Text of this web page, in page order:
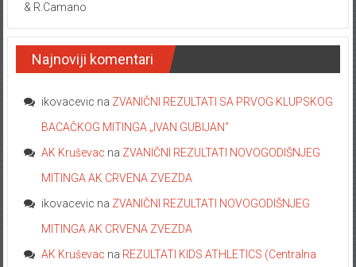
& R.Camano
Najnoviji komentari
ikovacevic na ZVANIČNI REZULTATI SA PRVOG KLUPSKOG
BACAČKOG MITINGA „IVAN GUBIJAN“
AK Kruševac na ZVANIČNI REZULTATI NOVOGODIŠNJEG
MITINGA AK CRVENA ZVEZDA
ikovacevic na ZVANIČNI REZULTATI NOVOGODIŠNJEG
MITINGA AK CRVENA ZVEZDA
AK Kruševac na REZULTATI KIDS ATHLETICS (Centralna